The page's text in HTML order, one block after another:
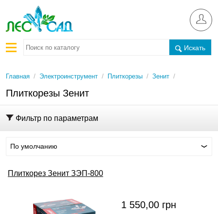
Искать
Главная / Электроинструмент / Плиткорезы / Зенит /
Плиткорезы Зенит
Фильтр по параметрам
По умолчанию
Плиткорез Зенит ЗЭП-800
1 550,00 грн